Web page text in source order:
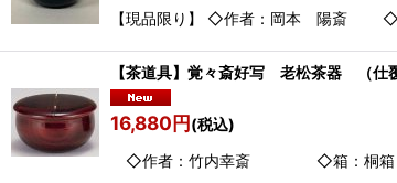
【現品限り】 ◇作者：岡本 陽斎 ◇箱
【茶道具】覚々斎好写 老松茶
16,880円(税込)
◇作者：竹内幸斎 ◇箱：桐箱 ◆